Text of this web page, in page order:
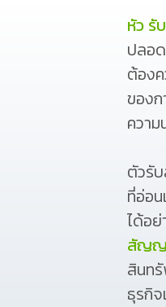
หัว
ปลอ
ต้อง
ของ
ควา
ตัวรั
ที่อ่อ
ได้อ
สัญญ
สินท
ธุรกิ